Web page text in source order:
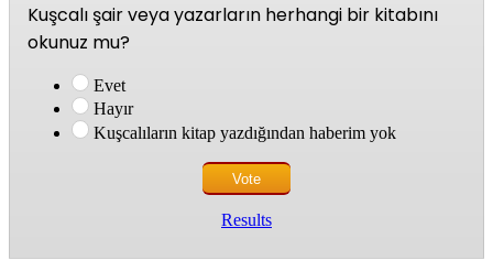
Kuşcalı şair veya yazarların herhangi bir kitabını
okunuz mu?
Evet
Hayır
Kuşcalıların kitap yazdığından haberim yok
Results